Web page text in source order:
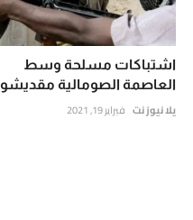
اشتباكات مسلحة وسط
العاصمة الصومالية مقديشو
يلا نيوز نت فبراير 19, 2021